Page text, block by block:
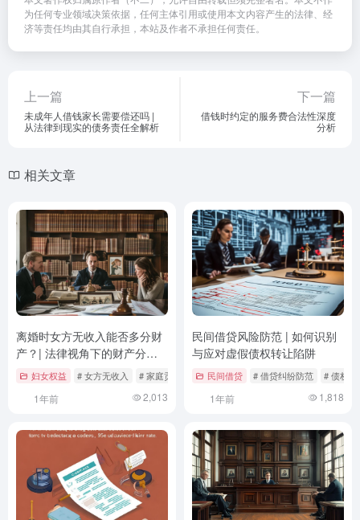
为任何专业领域决策依据，任何主体引用或使用本文内容产生的法律、经
济等责任均由其自行承担，本站及作者不承担任何责任。
上一篇
未成年人借钱家长需要偿还吗 |
从法律到现实的债务责任全解析
下一篇
借钱时约定的服务费合法性深度
分析
相关文章
离婚时女方无收入能否多分财
产？| 法律视角下的财产分割
与公平原则
妇女权益 # 女方无收入 # 家庭贡献 # 民法典
1年前 2,013
民间借贷风险防范 | 如何识别
与应对虚假债权转让陷阱
民间借贷 # 借贷纠纷防范 # 债权
1年前 1,818